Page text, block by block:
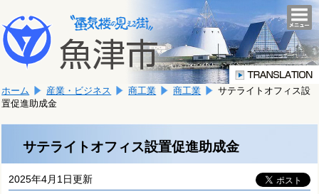
文
へ
移
ま
す。
こ
か
文
で
す。
ホーム 産業・ビジネス 商工業 商工業
サテライトオフィス設
置促進助成金
サテライトオフィス設置促進助成金
2025年4月1日更新